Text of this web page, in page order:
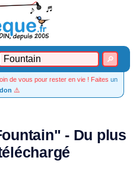
de vous pour rester en vie ! Faites un
don ⚠️
- Du plus